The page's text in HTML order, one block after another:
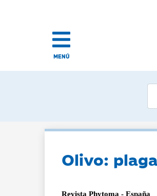
MENÚ
Olivo:
Revista Phytoma - España